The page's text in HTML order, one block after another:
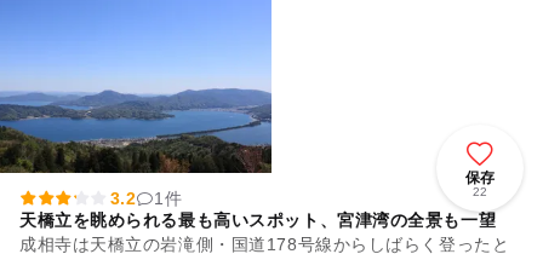
保存
22
3.2
1件
天橋立を眺められる最も高いスポット、宮津湾の全景も一望
成相寺は天橋立の岩滝側・国道178号線からしばらく登ったと